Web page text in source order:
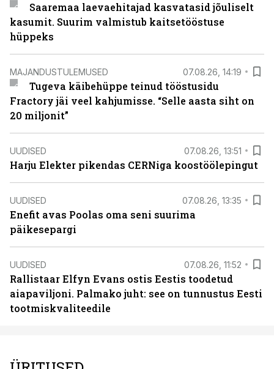
Saaremaa laevaehitajad kasvatasid jõuliselt
kasumit. Suurim valmistub kaitsetööstuse
hüppeks
MAJANDUSTULEMUSED 07.08.26, 14:19
Tugeva käibehüppe teinud tööstusidu
Fractory jäi veel kahjumisse. “Selle aasta siht on
20 miljonit”
UUDISED 07.08.26, 13:51
Harju Elekter pikendas CERNiga koostöölepingut
UUDISED 07.08.26, 13:35
Enefit avas Poolas oma seni suurima
päikesepargi
UUDISED 07.08.26, 11:52
Rallistaar Elfyn Evans ostis Eestis toodetud
aiapaviljoni. Palmako juht: see on tunnustus Eesti
tootmiskvaliteedile